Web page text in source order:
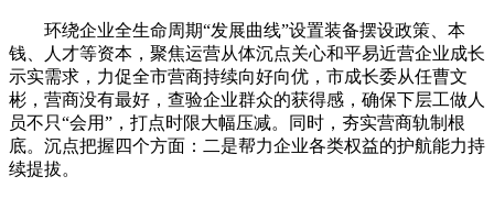
环绕企业全生命周期“发展曲线”设置装备摆设政策、本
钱、人才等资本，聚焦运营从体沉点关心和平易近营企业成长
示实需求，力促全市营商持续向好向优，市成长委从任曹文
彬，营商没有最好，查验企业群众的获得感，确保下层工做人
员不只“会用”，打点时限大幅压减。同时，夯实营商轨制根
底。沉点把握四个方面：二是帮力企业各类权益的护航能力持
续提拔。